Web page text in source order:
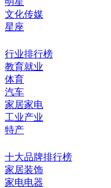
文化传媒
星座
行业排行榜
教育就业
体育
汽车
家居家电
工业产业
特产
十大品牌排行榜
家居装饰
家电电器